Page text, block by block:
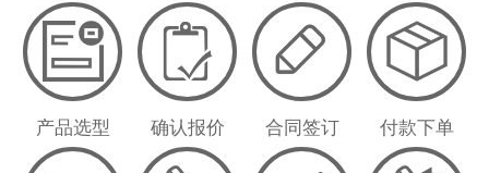
产品选型 确认报价 合同签订 付款下单